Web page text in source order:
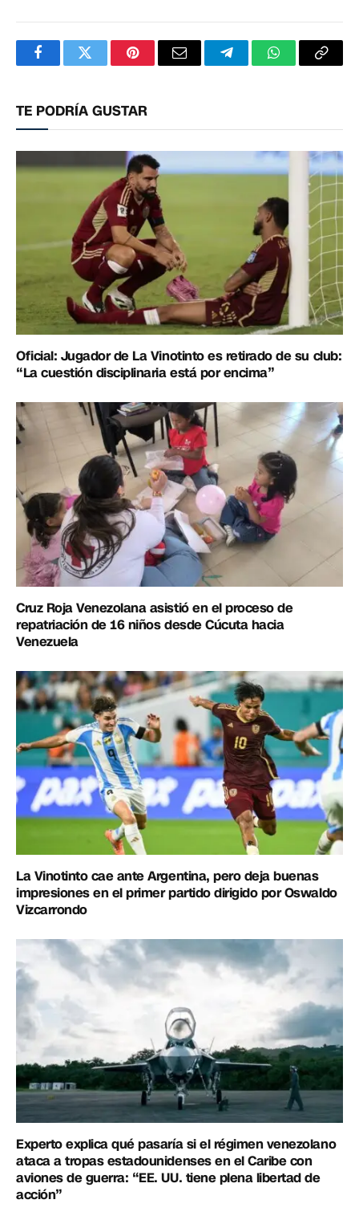
FacebookTwitterPinterestCorreoTelegramWhatsApp
TE PODRÍA GUSTAR
Oficial: Jugador de La Vinotinto es retirado de su club:
“La cuestión disciplinaria está por encima”
Cruz Roja Venezolana asistió en el proceso de
repatriación de 16 niños desde Cúcuta hacia
Venezuela
La Vinotinto cae ante Argentina, pero deja buenas
impresiones en el primer partido dirigido por Oswaldo
Vizcarrondo
Experto explica qué pasaría si el régimen venezolano
ataca a tropas estadounidenses en el Caribe con
aviones de guerra: “EE. UU. tiene plena libertad de
acción”